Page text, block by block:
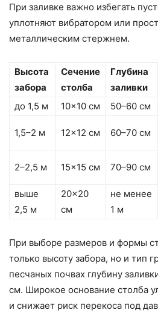
При заливке важно избегать
уплотняют вибратором или
металлическим стержнем.
Высота
забора
Сечение
столба
Глубина
заливки
до 1,5 м 10×10 см 50–60 см
1,5–2 м 12×12 см 60–70 см
2–2,5 м 15×15 см 70–90 см
выше
2,5 м
20×20
см
не менее
1 м
При выборе размеров и формы
только высоту забора, но и тип
песчаных почвах глубину
см. Широкое основание столба
и снижает риск перекоса под